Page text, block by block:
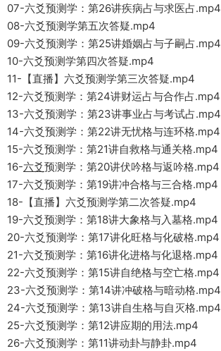
07-六爻预测学：第26讲疾病占与求医占.mp4
08-六爻预测学第五次答疑.mp4
09-六爻预测学：第25讲婚姻占与子嗣占.mp4
10-六爻预测学第四次答疑.mp4
11-【直播】六爻预测学第三次答疑.mp4
12-六爻预测学：第24讲财运占与合作占.mp4
13-六爻预测学：第23讲事业占与考试占.mp4
14-六爻预测学：第22讲无忧格与连环格.mp4
15-六爻预测学：第21讲自救格与通关格.mp4
16-六爻预测学：第20讲伏吟格与返吟格.mp4
17-六爻预测学：第19讲冲合格与三合格.mp4
18-【直播】六爻预测学第二次答疑.mp4
19-六爻预测学：第18讲大象格与入墓格.mp4
20-六爻预测学：第17讲化旺格与化破格.mp4
21-六爻预测学：第16讲化进格与化退格.mp4
22-六爻预测学：第15讲自绝格与空亡格.mp4
23-六爻预测学：第14讲冲破格与暗动格.mp4
24-六爻预测学：第13讲自生格与自灭格.mp4
25-六爻预测学：第12讲应期的用法.mp4
26-六爻预测学：第11讲动卦与静卦.mp4